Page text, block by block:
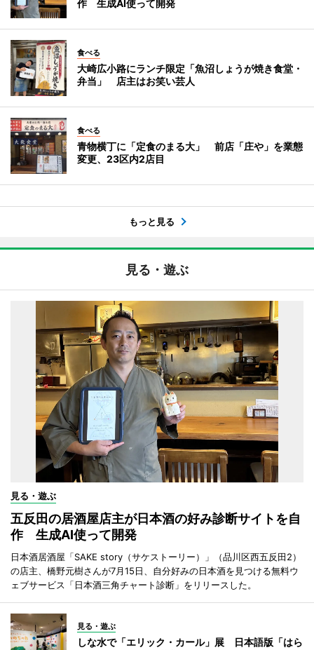
作 生成AI使って開発
食べる
大崎広小路にランチ限定「魚沼しょうが焼き食堂・
弁当」 店主はお笑い芸人
食べる
青物横丁に「定食のまる大」 前店「庄や」を業態
変更、23区内2店目
もっと見る
見る・遊ぶ
見る・遊ぶ
五反田の居酒屋店主が日本酒の好み診断サイトを自
作 生成AI使って開発
日本酒居酒屋「SAKE story（サケストーリー）」（品川区西五反田2）
の店主、橋野元樹さんが7月15日、自分好みの日本酒を見つける無料ウ
ェブサービス「日本酒三角チャート診断」をリリースした。
見る・遊ぶ
しな水で「エリック・カール」展 日本語版「はら